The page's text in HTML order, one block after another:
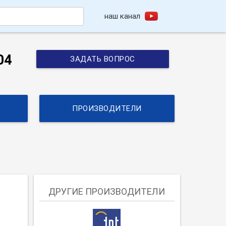
наш канал
ЗАДАТЬ ВОПРОС
ПРОИЗВОДИТЕЛИ
ДРУГИЕ ПРОИЗВОДИТЕЛИ